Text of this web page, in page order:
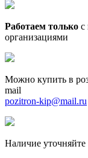
Работаем только с
организациями
Можно купить в
mail
pozitron-kip@mail.ru
Наличие уточняйте